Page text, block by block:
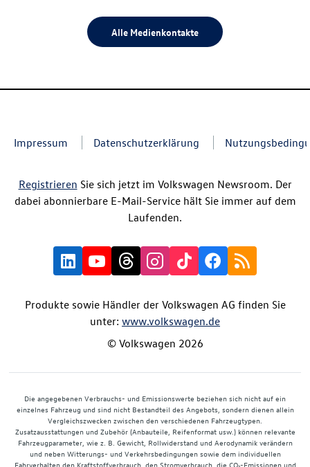
Alle Medienkontakte
Impressum Datenschutzerklärung
Registrieren Sie sich jetzt im Volkswagen Newsroom. Der
dabei abonnierbare E-Mail-Service hält Sie immer auf dem
Laufenden.
Produkte sowie Händler der Volkswagen AG finden Sie
unter: www.volkswagen.de
© Volkswagen 2026
Die angegebenen Verbrauchs- und Emissionswerte beziehen sich nicht auf ein
einzelnes Fahrzeug und sind nicht Bestandteil des Angebots, sondern dienen allein
Vergleichszwecken zwischen den verschiedenen Fahrzeugtypen.
Zusatzausstattungen und Zubehör (Anbauteile, Reifenformat usw.) können relevante
Fahrzeugparameter, wie z. B. Gewicht, Rollwiderstand und Aerodynamik verändern
und neben Witterungs- und Verkehrsbedingungen sowie dem individuellen
Fahrverhalten den Kraftstoffverbrauch, den Stromverbrauch, die CO₂-Emissionen und